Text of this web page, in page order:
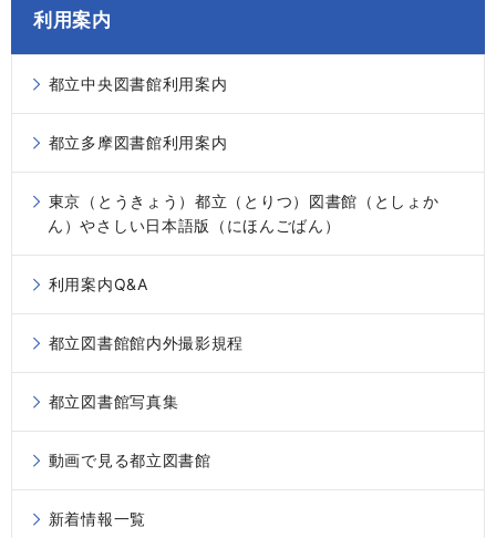
利用案内
都立中央図書館利用案内
都立多摩図書館利用案内
東京（とうきょう）都立（とりつ）図書館（としょか
ん）やさしい日本語版（にほんごばん）
利用案内Q&A
都立図書館館内外撮影規程
都立図書館写真集
動画で見る都立図書館
新着情報一覧